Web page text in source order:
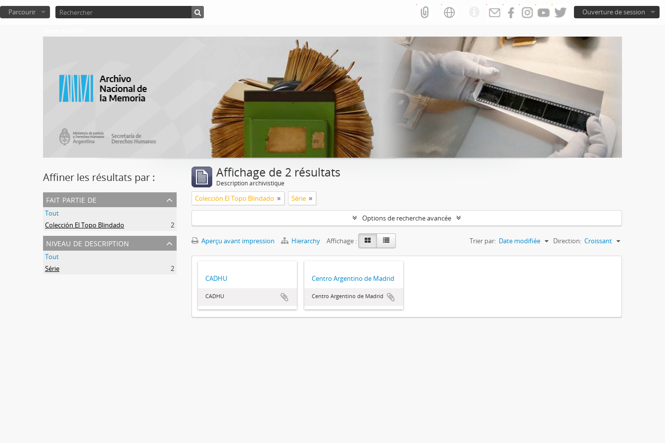
Ouverture de session
Parcourir
Affiner les résultats par :
fait partie de
Tout
Colección El Topo Blindado
2
niveau de description
Tout
Série
2
Affichage de 2 résultats
Description archivistique
Colección El Topo Blindado Série
Options de recherche avancée
Aperçu avant impression Hierarchy Affichage : Trier par: Date modifiée Direction: Croissant
CADHU
CADHU
Centro Argentino de Madrid
Centro Argentino de Madrid